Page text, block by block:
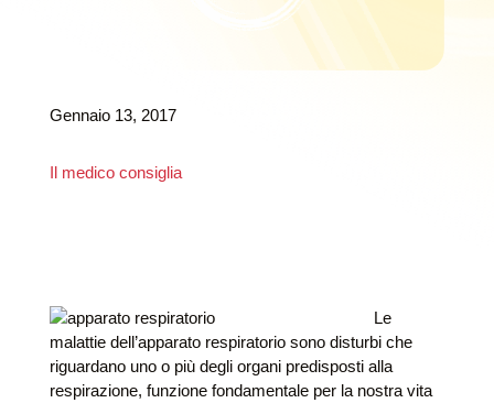
Gennaio 13, 2017
Il medico consiglia
Le
malattie dell’apparato respiratorio sono disturbi che
riguardano uno o più degli organi predisposti alla
respirazione, funzione fondamentale per la nostra vita